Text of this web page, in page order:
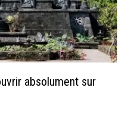
absolument sur